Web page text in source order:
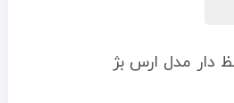
دار مدل ارس بژ